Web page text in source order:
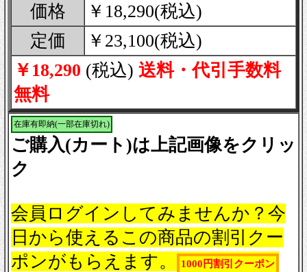
価格
￥18,290(税込)
定価
￥23,100(税込)
￥18,290 (税込) 送料・代引手数料
無料
在庫有即納(一部在庫切れ)
ご購入(カート)は上記画像をクリッ
ク
会員ログインしてみませんか？今
日から使えるこの商品の割引クー
ポンがもらえます。
1000円割引クーポン